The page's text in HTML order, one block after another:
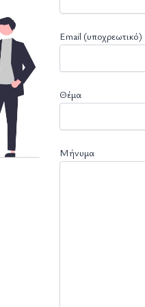
Email (υποχρεωτικό)
Θέμα
Μήνυμα